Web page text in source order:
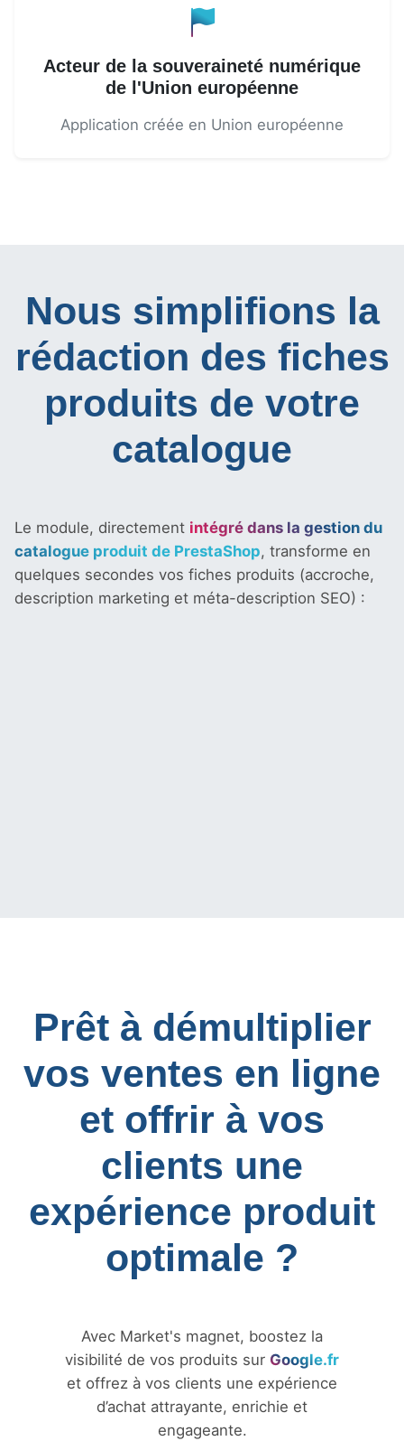
Acteur de la souveraineté numérique
de l'Union européenne
Application créée en Union européenne
Nous simplifions la
rédaction des fiches
produits de votre
catalogue
Le module, directement intégré dans la gestion du
catalogue produit de PrestaShop, transforme en
quelques secondes vos fiches produits (accroche,
description marketing et méta-description SEO) :
Prêt à démultiplier
vos ventes en ligne
et offrir à vos
clients une
expérience produit
optimale ?
Avec Market's magnet, boostez la
visibilité de vos produits sur Google.fr
et offrez à vos clients une expérience
d’achat attrayante, enrichie et
engageante.